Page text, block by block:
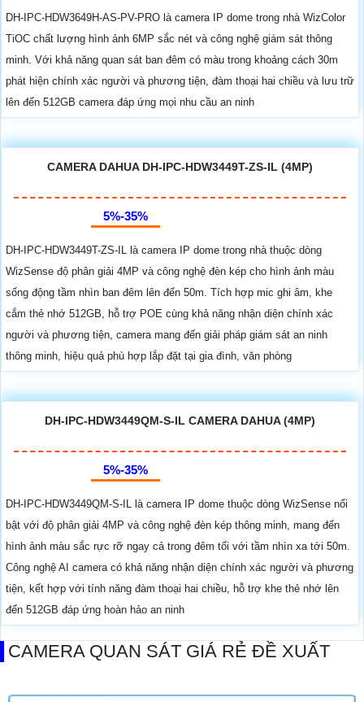
DH-IPC-HDW3649H-AS-PV-PRO là camera IP dome trong nhà WizColor
TiOC chất lượng hình ảnh 6MP sắc nét và công nghệ giám sát thông
minh. Với khả năng quan sát ban đêm có màu trong khoảng cách 30m
phát hiện chính xác người và phương tiện, đàm thoại hai chiều và lưu trữ
lên đến 512GB camera đáp ứng mọi nhu cầu an ninh
CAMERA DAHUA DH-IPC-HDW3449T-ZS-IL (4MP)
5%-35%
DH-IPC-HDW3449T-ZS-IL là camera IP dome trong nhà thuộc dòng
WizSense độ phân giải 4MP và công nghệ đèn kép cho hình ảnh màu
sống động tầm nhìn ban đêm lên đến 50m. Tích hợp mic ghi âm, khe
cắm thẻ nhớ 512GB, hỗ trợ POE cùng khả năng nhận diện chính xác
người và phương tiện, camera mang đến giải pháp giám sát an ninh
thông minh, hiệu quả phù hợp lắp đặt tại gia đình, văn phòng
DH-IPC-HDW3449QM-S-IL CAMERA DAHUA (4MP)
5%-35%
DH-IPC-HDW3449QM-S-IL là camera IP dome thuộc dòng WizSense nổi
bật với độ phân giải 4MP và công nghệ đèn kép thông minh, mang đến
hình ảnh màu sắc rực rỡ ngay cả trong đêm tối với tầm nhìn xa tới 50m.
Công nghệ AI camera có khả năng nhận diện chính xác người và phương
tiện, kết hợp với tính năng đàm thoại hai chiều, hỗ trợ khe thẻ nhớ lên
đến 512GB đáp ứng hoàn hảo an ninh
CAMERA QUAN SÁT GIÁ RẺ ĐỀ XUẤT